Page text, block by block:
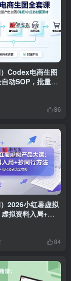
）Codex电商生图
动SOP，批量产
/小红书封面素材
86
）2026小红薯虚拟
拟资料入局+抄
文笔记+低风险引
84